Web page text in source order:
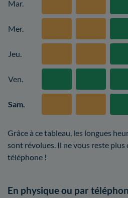
Mar.
Mer.
Jeu.
Ven.
Sam.
Grâce à ce tableau, les longues
sont révolues. Il ne vous reste
téléphone !
En physique ou par